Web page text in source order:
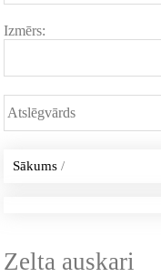
Izmērs:
Sākums /
Zelta auskari